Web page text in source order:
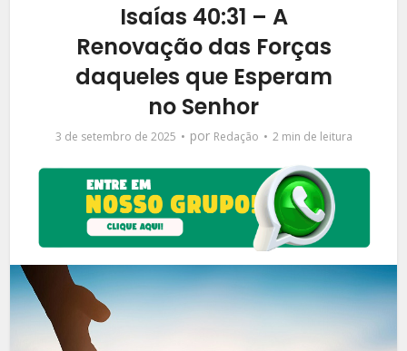
Isaías 40:31 – A
Renovação das Forças
daqueles que Esperam
no Senhor
3 de setembro de 2025 por Redação 2 min de leitura